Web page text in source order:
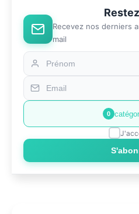
Recevez nos derniers
mail
0